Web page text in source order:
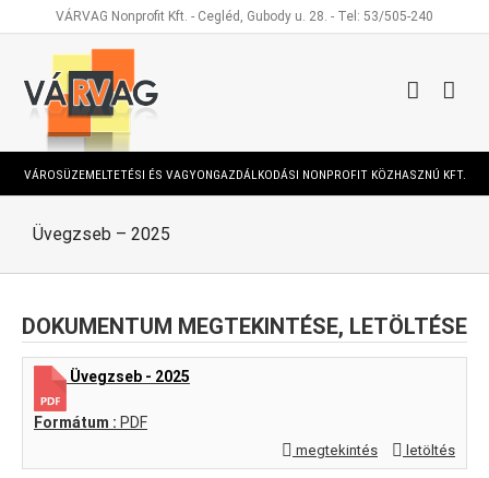
KihagyásVÁRVAG Nonprofit Kft. - Cegléd, Gubody u. 28. - Tel: 53/505-240
VÁROSÜZEMELTETÉSI ÉS VAGYONGAZDÁLKODÁSI NONPROFIT KÖZHASZNÚ KFT.
Üvegzseb – 2025
DOKUMENTUM MEGTEKINTÉSE, LETÖLTÉSE
Üvegzseb - 2025
Formátum : PDF
megtekintés letöltés